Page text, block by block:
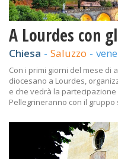
A Lourdes con
Chiesa - Saluzzo -
Con i primi giorni del mese di
diocesano a Lourdes,
e che vedrà la
Pellegrineranno con il gruppo